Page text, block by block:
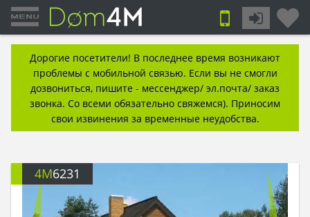
Дорогие посетители! В последнее время возникают
проблемы с мобильной связью. Если вы не смогли
дозвониться, пишите - мессенджер/ эл.почта/ заказ
звонка. Со всеми обязательно свяжемся). Приносим
свои извинения за временные неудобства.
4M6231